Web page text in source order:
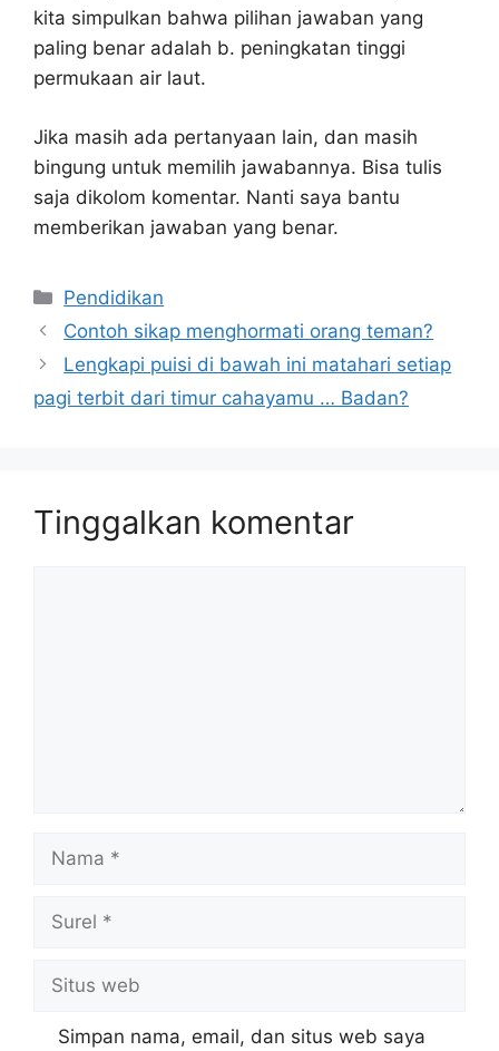
kita simpulkan bahwa pilihan jawaban yang
paling benar adalah b. peningkatan tinggi
permukaan air laut.
Jika masih ada pertanyaan lain, dan masih
bingung untuk memilih jawabannya. Bisa tulis
saja dikolom komentar. Nanti saya bantu
memberikan jawaban yang benar.
Kategori
Pendidikan
Contoh sikap menghormati orang teman?
Lengkapi puisi di bawah ini matahari setiap
pagi terbit dari timur cahayamu … Badan?
Tinggalkan komentar
web
Simpan nama, email, dan situs web saya